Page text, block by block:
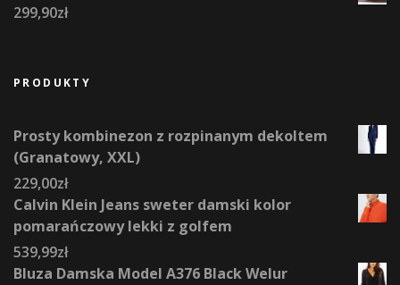
299,90zł
PRODUKTY
Prosty kombinezon z rozpinanym dekoltem
(Granatowy, XXL)
229,00zł
Calvin Klein Jeans sweter damski kolor
pomarańczowy lekki z golfem
539,99zł
Bluza Damska Model A376 Black Welur